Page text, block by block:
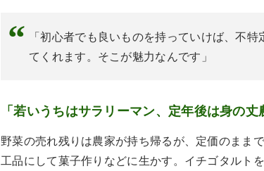
「初心者でも良いものを持っていけば、不
てくれます。そこが魅力なんです」
「若いうちはサラリーマン、定年後は身の丈
野菜の売れ残りは農家が持ち帰るが、定価のまま
工品にして菓子作りなどに生かす。イチゴタルト